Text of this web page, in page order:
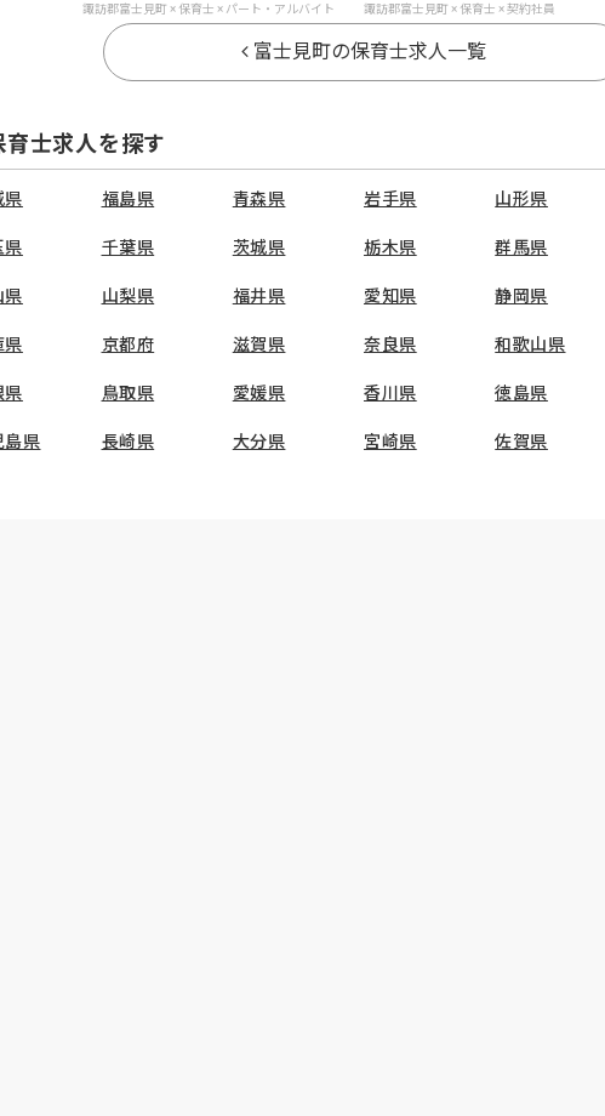
諏訪郡富士見町 × 保育士 × パート・アルバイト 諏訪郡富士見町 × 保育士 × 契約社員
富士見町の保育士求人一覧
士求人を探す
県 福島県 青森県 岩手県 山形県
県 千葉県 茨城県 栃木県 群馬県
県 山梨県 福井県 愛知県 静岡県
県 京都府 滋賀県 奈良県 和歌山県
県 鳥取県 愛媛県 香川県 徳島県
島県 長崎県 大分県 宮崎県 佐賀県